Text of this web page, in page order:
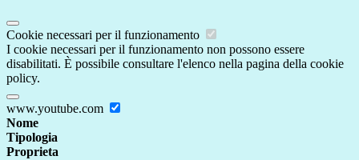
Cookie necessari per il funzionamento
I cookie necessari per il funzionamento non possono essere
disabilitati. È possibile consultare l'elenco nella pagina della cookie
policy.
www.youtube.com
Nome
Tipologia
Proprieta